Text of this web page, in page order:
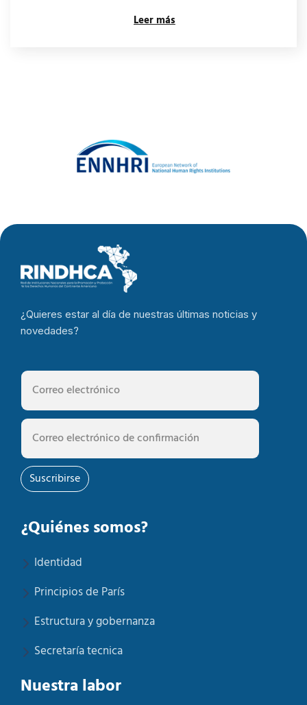
de Argentina
IX Foro
Regional
Empresas y
Humanos en
América
Leer más
¿Quieres estar al día de nuestras últimas noticias y
novedades?
Suscribirse
¿Quiénes somos?
Identidad
Principios de París
Estructura y gobernanza
Secretaría tecnica
Nuestra labor